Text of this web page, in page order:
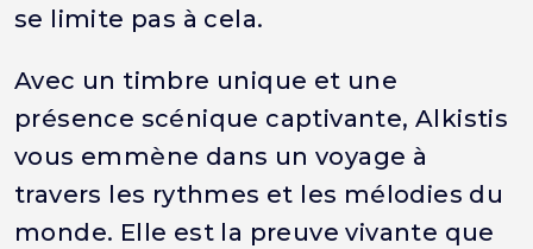
se limite pas à cela.
Avec un timbre unique et une
présence scénique captivante, Alkistis
vous emmène dans un voyage à
travers les rythmes et les mélodies du
monde. Elle est la preuve vivante que